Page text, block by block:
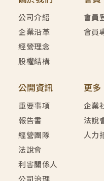
公司介紹
企業沿革
經營理念
股權結構
會員
會員
公開資訊
重要事項
報告書
經營團隊
法說會
利害關係人
更多
企業
法說
人力